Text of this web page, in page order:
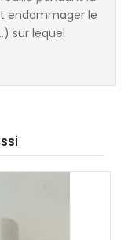
endommager le
sur lequel